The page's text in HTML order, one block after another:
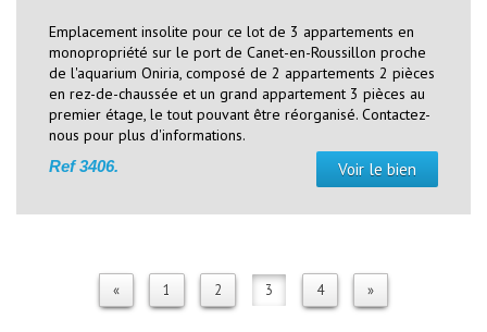
Emplacement insolite pour ce lot de 3 appartements en
monopropriété sur le port de Canet-en-Roussillon proche
de l'aquarium Oniria, composé de 2 appartements 2 pièces
en rez-de-chaussée et un grand appartement 3 pièces au
premier étage, le tout pouvant être réorganisé. Contactez-
nous pour plus d'informations.
Ref3406. Voir le bien
« 1 2 3 4 »